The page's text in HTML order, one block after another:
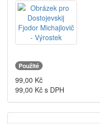
Použité
99,00 Kč
99,00 Kč s DPH